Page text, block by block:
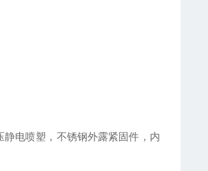
电喷塑，不锈钢外露紧固件，内